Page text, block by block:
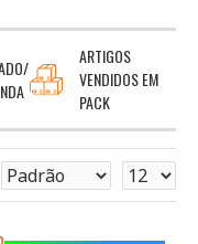
ARTIGOS
VENDIDOS EM
PACK